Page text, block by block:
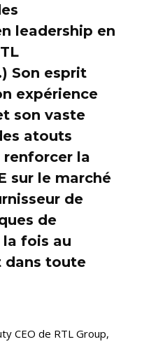
leadership en
Son esprit
expérience
son vaste
atouts
renforcer la
sur le marché
de
de
fois au
dans toute
CEO de RTL Group,